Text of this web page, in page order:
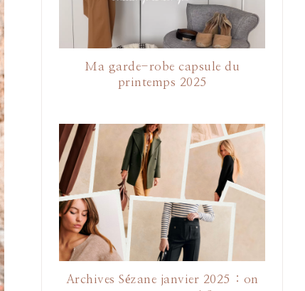
Ma garde-robe capsule du
printemps 2025
Archives Sézane janvier 2025 : on